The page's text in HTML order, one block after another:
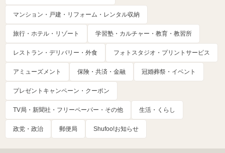
マンション・戸建・リフォーム・レンタル収納
旅行・ホテル・リゾート 学習塾・カルチャー・教育・教習所
レストラン・デリバリー・外食 フォトスタジオ・プリントサービス
アミューズメント 保険・共済・金融 冠婚葬祭・イベント
プレゼントキャンペーン・クーポン
TV局・新聞社・フリーペーパー・その他 生活・くらし
政党・政治 郵便局 Shufoo!お知らせ